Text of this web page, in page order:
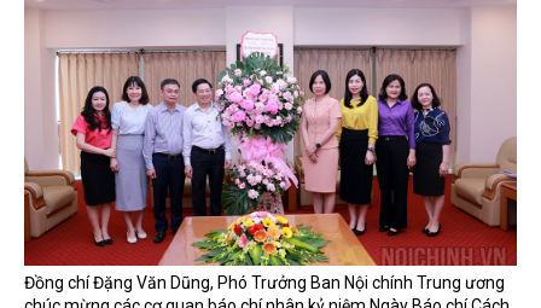
Đồng chí Đặng Văn Dũng, Phó Trưởng Ban Nội chính Trung ương